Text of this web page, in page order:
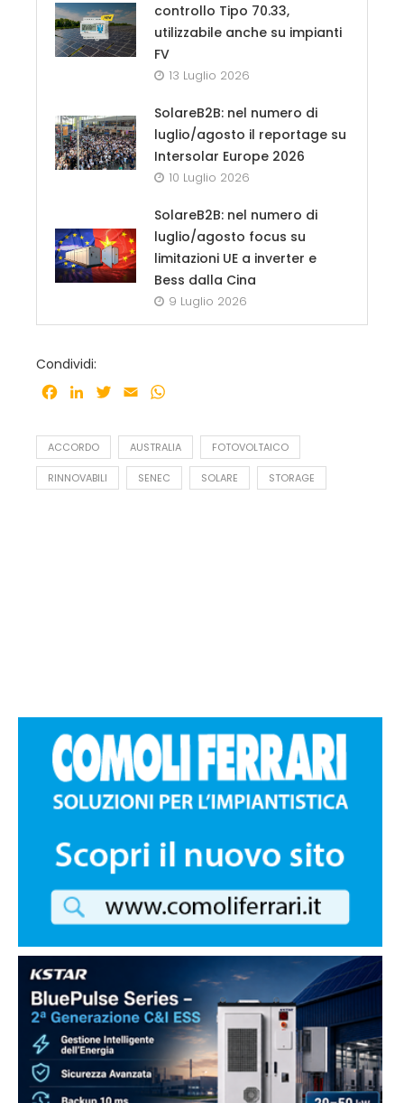
controllo Tipo 70.33,
utilizzabile anche su impianti
FV
13 Luglio 2026
SolareB2B: nel numero di
luglio/agosto il reportage su
Intersolar Europe 2026
10 Luglio 2026
SolareB2B: nel numero di
luglio/agosto focus su
limitazioni UE a inverter e
Bess dalla Cina
9 Luglio 2026
Condividi:
Facebook
LinkedInTwitter
Email
ACCORDO AUSTRALIA FOTOVOLTAICO
RINNOVABILI SENEC SOLARE STORAGE